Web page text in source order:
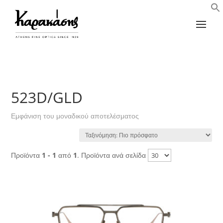
523D/GLD
Εμφάνιση του μοναδικού αποτελέσματος
Προϊόντα 1 - 1 από 1. Προϊόντα ανά σελίδα